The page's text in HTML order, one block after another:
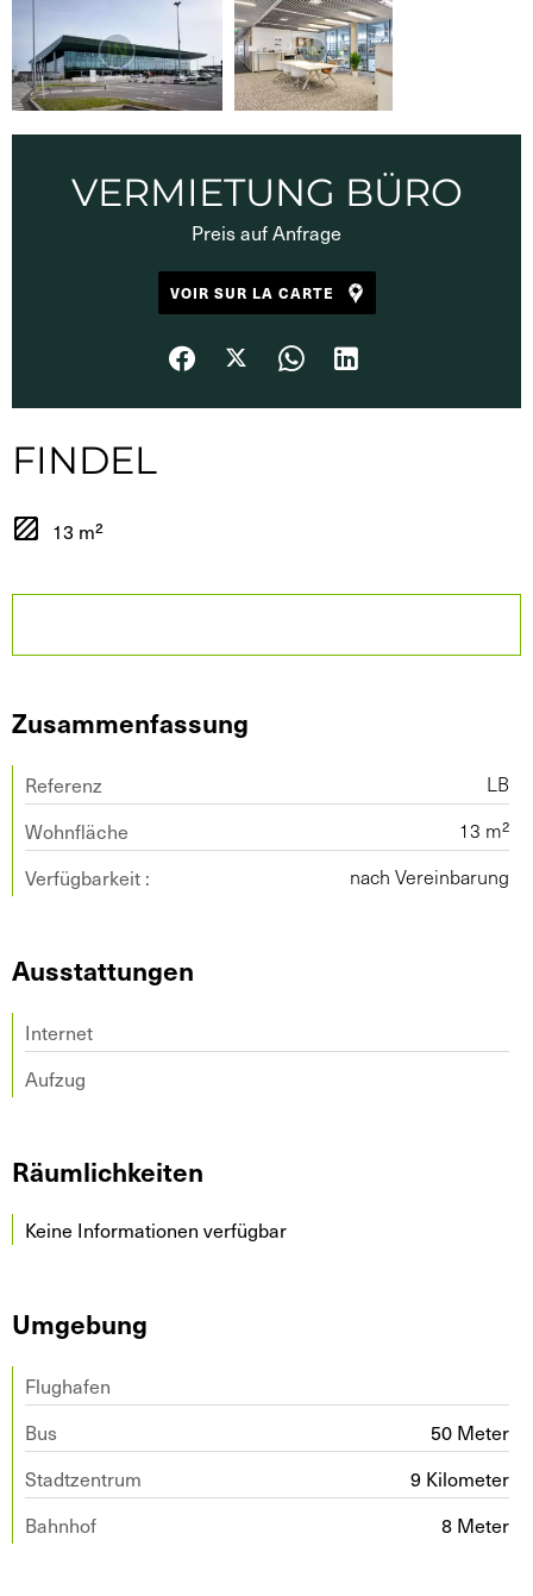
VERMIETUNG BÜRO
Preis auf Anfrage
VOIR SUR LA CARTE
FINDEL
13 m²
Zusammenfassung
Referenz LB
Wohnfläche 13 m²
Verfügbarkeit : nach Vereinbarung
Ausstattungen
Internet
Aufzug
Räumlichkeiten
Keine Informationen verfügbar
Umgebung
Flughafen
Bus
50 Meter
Stadtzentrum
9 Kilometer
Bahnhof
8 Meter